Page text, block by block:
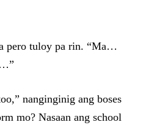
pero tuloy pa rin. “Ma…
nanginginig ang boses
mo? Nasaan ang school